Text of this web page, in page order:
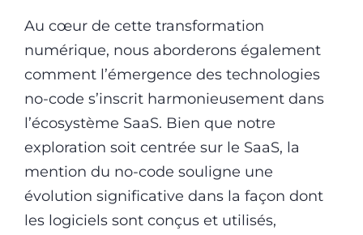
Au cœur de cette transformation
numérique, nous aborderons également
comment l’émergence des technologies
no-code s’inscrit harmonieusement dans
l’écosystème SaaS. Bien que notre
exploration soit centrée sur le SaaS, la
mention du no-code souligne une
évolution significative dans la façon dont
les logiciels sont conçus et utilisés,